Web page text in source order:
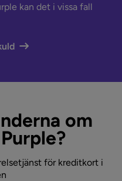
kan det i vissa fall
om
för kreditkort i